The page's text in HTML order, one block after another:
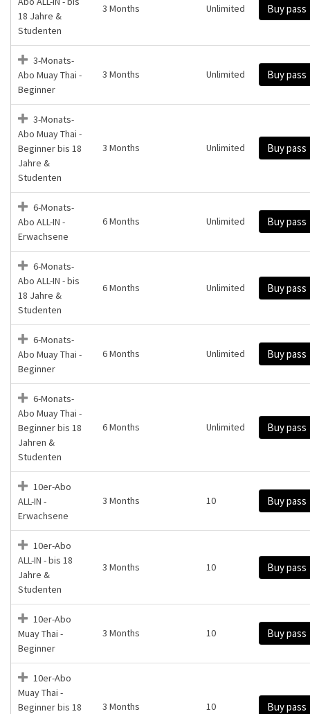
18 Jahre &
Studenten
3 Months Unlimited Buy pass
3-Monats-
Abo Muay Thai -
Beginner
3 Months Unlimited Buy pass
3-Monats-
Abo Muay Thai -
Beginner bis 18
Jahre &
Studenten
3 Months Unlimited Buy pass
6-Monats-
Abo ALL-IN -
Erwachsene
6 Months Unlimited Buy pass
6-Monats-
Abo ALL-IN - bis
18 Jahre &
Studenten
6 Months Unlimited Buy pass
6-Monats-
Abo Muay Thai -
Beginner
6 Months Unlimited Buy pass
6-Monats-
Abo Muay Thai -
Beginner bis 18
Jahren &
Studenten
6 Months Unlimited Buy pass
10er-Abo
ALL-IN -
Erwachsene
3 Months 10 Buy pass
10er-Abo
ALL-IN - bis 18
Jahre &
Studenten
3 Months 10 Buy pass
10er-Abo
Muay Thai -
Beginner
3 Months 10 Buy pass
10er-Abo
Muay Thai -
Beginner bis 18
3 Months 10 Buy pass